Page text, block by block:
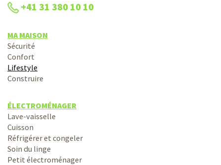
+41 31 380 10 10
MA MAISON
Sécurité
Confort
Lifestyle
Construire
ÉLECTROMÉNAGER
Lave-vaisselle
Cuisson
Réfrigérer et congeler
Soin du linge
Petit électroménager